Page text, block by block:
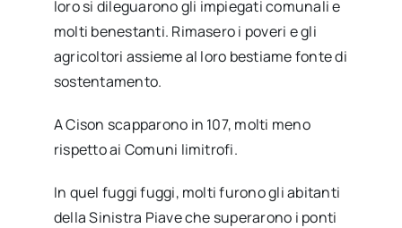
loro si dileguarono gli impiegati comunali e
molti benestanti. Rimasero i poveri e gli
agricoltori assieme al loro bestiame fonte di
sostentamento.
A Cison scapparono in 107, molti meno
rispetto ai Comuni limitrofi.
In quel fuggi fuggi, molti furono gli abitanti
della Sinistra Piave che superarono i ponti